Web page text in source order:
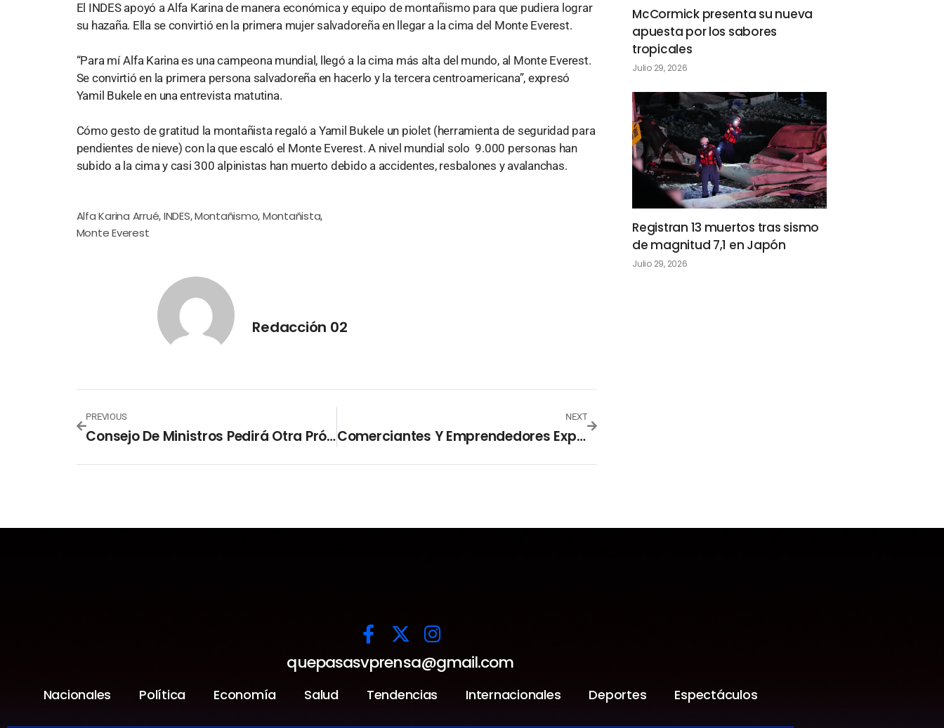
El INDES apoyó a Alfa Karina de manera económica y equipo de montañismo para que pudiera lograr
su hazaña. Ella se convirtió en la primera mujer salvadoreña en llegar a la cima del Monte Everest.
“Para mí Alfa Karina es una campeona mundial, llegó a la cima más alta del mundo, al Monte Everest.
Se convirtió en la primera persona salvadoreña en hacerlo y la tercera centroamericana”, expresó
Yamil Bukele en una entrevista matutina.
Cómo gesto de gratitud la montañista regaló a Yamil Bukele un piolet (herramienta de seguridad para
pendientes de nieve) con la que escaló el Monte Everest. A nivel mundial solo 9.000 personas han
subido a la cima y casi 300 alpinistas han muerto debido a accidentes, resbalones y avalanchas.
Alfa Karina Arrué, INDES,Montañismo, Montañista,
Monte Everest
Redacción 02
PREVIOUS
Consejo De Ministros Pedirá Otra Prórroga Del Régimen De Excepción
NEXT
Comerciantes Y Emprendedores Expresan Beneficios De SISTEMA FEDECRÉDITO
McCormick presenta su nueva
apuesta por los sabores
tropicales
Julio 29, 2026
Registran 13 muertos tras sismo
de magnitud 7,1 en Japón
Julio 29, 2026
quepasasvprensa@gmail.com
Nacionales Política Economía Salud Tendencias Internacionales Deportes Espectáculos